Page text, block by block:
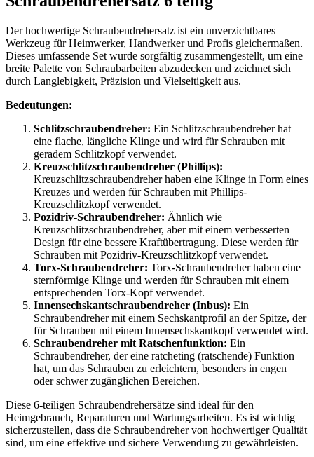
Der hochwertige Schraubendrehersatz ist ein unverzichtbares
Werkzeug für Heimwerker, Handwerker und Profis gleichermaßen.
Dieses umfassende Set wurde sorgfältig zusammengestellt, um eine
breite Palette von Schraubarbeiten abzudecken und zeichnet sich
durch Langlebigkeit, Präzision und Vielseitigkeit aus.
Bedeutungen:
Schlitzschraubendreher: Ein Schlitzschraubendreher hat
eine flache, längliche Klinge und wird für Schrauben mit
geradem Schlitzkopf verwendet.
Kreuzschlitzschraubendreher (Phillips):
Kreuzschlitzschraubendreher haben eine Klinge in Form eines
Kreuzes und werden für Schrauben mit Phillips-
Kreuzschlitzkopf verwendet.
Pozidriv-Schraubendreher: Ähnlich wie
Kreuzschlitzschraubendreher, aber mit einem verbesserten
Design für eine bessere Kraftübertragung. Diese werden für
Schrauben mit Pozidriv-Kreuzschlitzkopf verwendet.
Torx-Schraubendreher: Torx-Schraubendreher haben eine
sternförmige Klinge und werden für Schrauben mit einem
entsprechenden Torx-Kopf verwendet.
Innensechskantschraubendreher (Inbus): Ein
Schraubendreher mit einem Sechskantprofil an der Spitze, der
für Schrauben mit einem Innensechskantkopf verwendet wird.
Schraubendreher mit Ratschenfunktion: Ein
Schraubendreher, der eine ratcheting (ratschende) Funktion
hat, um das Schrauben zu erleichtern, besonders in engen
oder schwer zugänglichen Bereichen.
Diese 6-teiligen Schraubendrehersätze sind ideal für den
Heimgebrauch, Reparaturen und Wartungsarbeiten. Es ist wichtig
sicherzustellen, dass die Schraubendreher von hochwertiger Qualität
sind, um eine effektive und sichere Verwendung zu gewährleisten.